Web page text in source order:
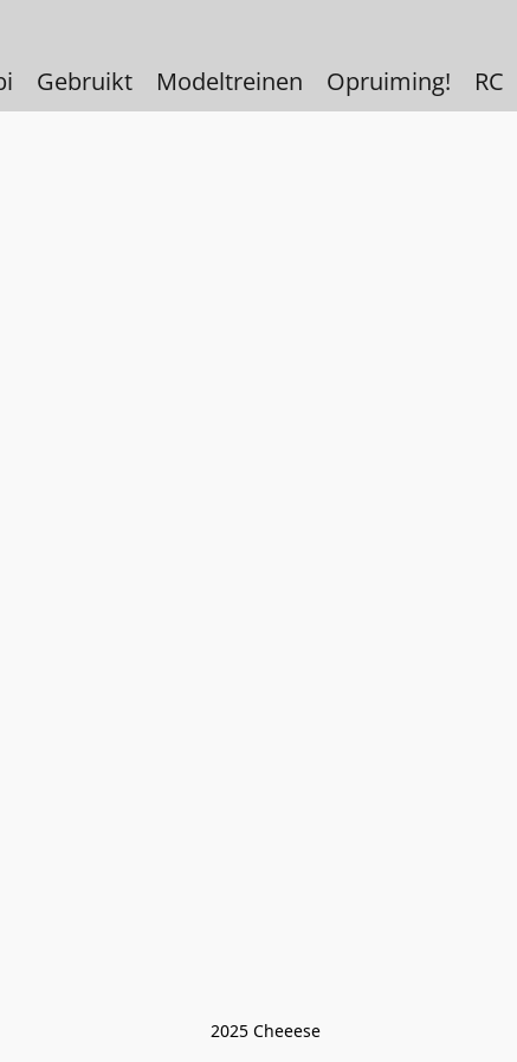
Gebruikt Modeltreinen Opruiming! RC
2025 Cheeese